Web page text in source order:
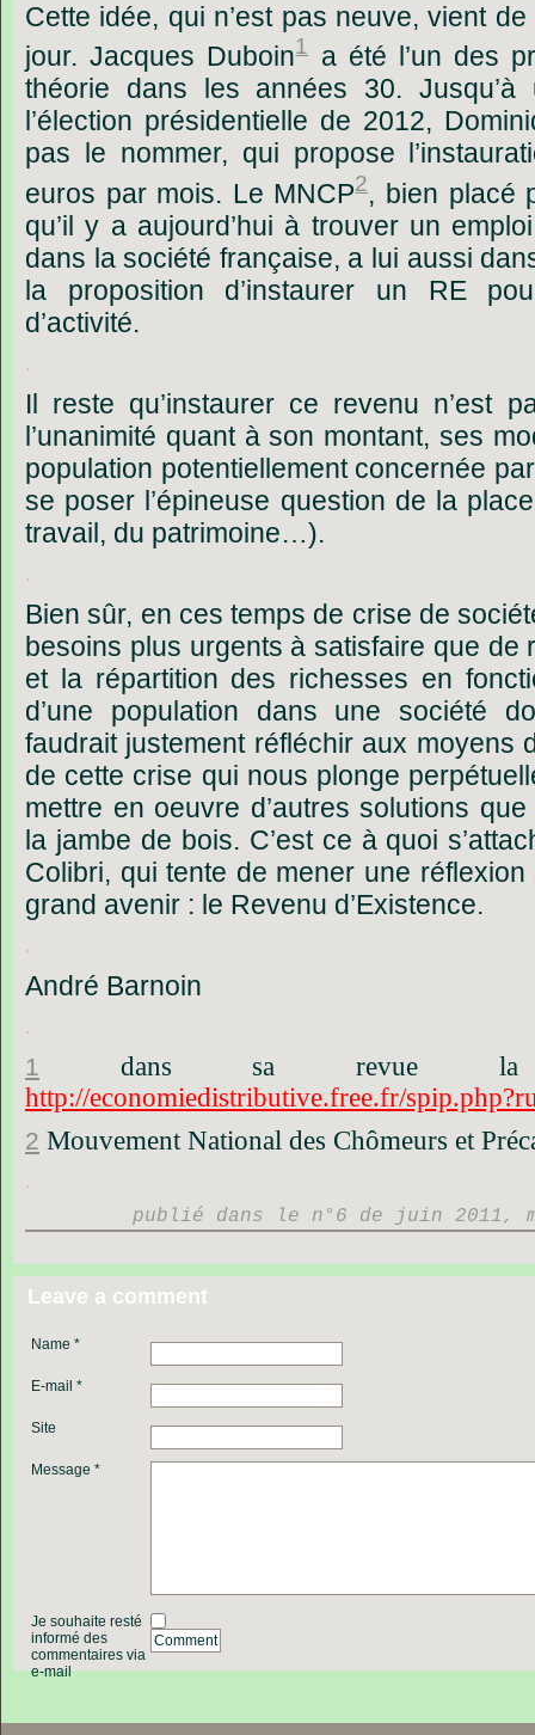
Cette idée, qui n’est pas neuve, vient de
jour. Jacques Duboin1 a été l’un des
théorie
dans les années 30. Jusqu’à
l’élection présidentielle de 2012,
pas
le nommer, qui propose
euros par mois. Le MNCP2, bien placé
qu’il y a aujourd’hui à trouver un emploi
dans la société française, a lui aussi
la
proposition d’instaurer un RE
d’activité.
.
Il reste qu’instaurer ce revenu n’est
l’unanimité quant à son montant, ses
population potentiellement concernée par
se poser l’épineuse question de la place
travail, du patrimoine…).
.
Bien sûr, en ces temps de crise de
besoins plus urgents à satisfaire que de
et la répartition des richesses en
d’une
population dans une société
faudrait justement réfléchir aux moyens
de cette crise qui nous plonge
mettre en oeuvre d’autres solutions que
la jambe de bois. C’est ce à quoi
Colibri, qui tente de mener une réflexion
grand avenir : le Revenu d’Existence.
.
André Barnoin
.
1 dans sa revue
la
http://economiedistributive.free.fr/
2 Mouvement National des Chômeurs et
.
publié dans le n°6 de juin 2011,
Leave a comment
Name *
E-mail *
Site
Message *
Je souhaite resté
informé des
commentaires via
e-mail
Comment